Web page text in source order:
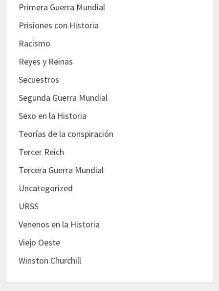
Primera Guerra Mundial
Prisiones con Historia
Racismo
Reyes y Reinas
Secuestros
Segunda Guerra Mundial
Sexo en la Historia
Teorías de la conspiración
Tercer Reich
Tercera Guerra Mundial
Uncategorized
URSS
Venenos en la Historia
Viejo Oeste
Winston Churchill